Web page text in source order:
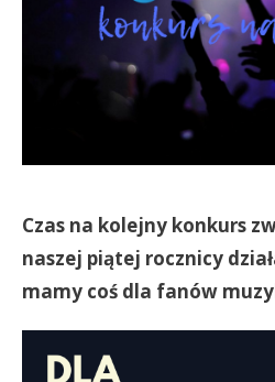
Czas na kolejny konkurs
naszej piątej rocznicy
mamy coś dla fanów